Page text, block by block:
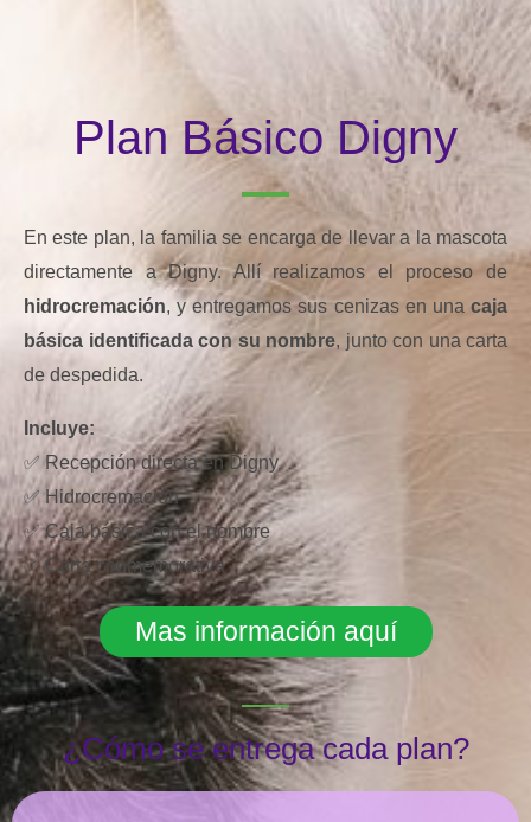
Plan Básico Digny
En este plan, la familia se encarga de llevar a la mascota
directamente a Digny. Allí realizamos el proceso de
hidrocremación, y entregamos sus cenizas en una caja
básica identificada con su nombre, junto con una carta
de despedida.
Incluye:
✅ Recepción directa en Digny
✅ Hidrocremación
✅ Caja básica con el nombre
✅ Carta conmemorativa
Mas información aquí
¿Cómo se entrega cada plan?